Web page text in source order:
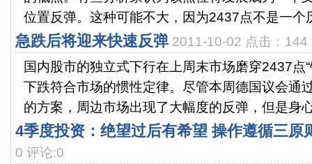
位置反弹。这种可能不大，因为2437点不是一个
急跌后将迎来快速反弹 2011-10-02 点击：144
国内股市的独立式下行在上周末市场磨穿2437点
下跌符合市场的惯性定律。尽管本周德国议会通
的方案，周边市场出现了大幅度的反弹，但是身
4季度投资：绝望过后有希望 操作遵循三原
0 评论:0